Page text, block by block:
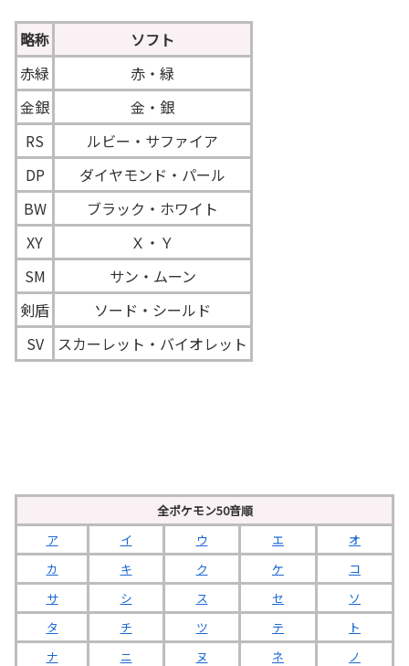
略称
ソフト
赤緑
赤・緑
金銀
金・銀
RS
ルビー・サファイア
DP
ダイヤモンド・パール
BW
ブラック・ホワイト
XY
Ｘ・Ｙ
SM
サン・ムーン
剣盾
ソード・シールド
SV
スカーレット・バイオレット
全ポケモン50音順
ア
イ ウ エ
オ
カ
キ ク ケ
コ
サ
シ ス セ
ソ
タ
チ ツ テ
ト
ナ
ニ ヌ ネ
ノ